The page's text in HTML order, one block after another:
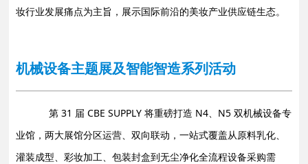
妆行业发展痛点为主旨，展示国际前沿的美妆产业供应链生态。
机械设备主题展及智能智造系列活动
第 31 届 CBE SUPPLY 将重磅打造 N4、N5 双机械设备专
业馆，两大展馆分区运营、双向联动，一站式覆盖从原料乳化、
灌装成型、彩妆加工、包装封盒到无尘净化全流程设备采购需